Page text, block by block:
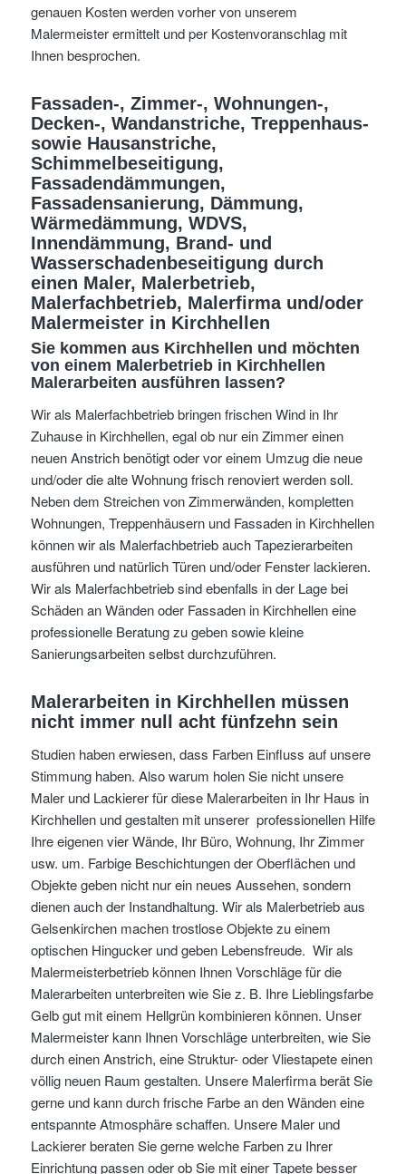
genauen Kosten werden vorher von unserem
Malermeister ermittelt und per Kostenvoranschlag mit
Ihnen besprochen.
Fassaden-, Zimmer-, Wohnungen-,
Decken-, Wandanstriche, Treppenhaus-
sowie Hausanstriche,
Schimmelbeseitigung,
Fassadendämmungen,
Fassadensanierung, Dämmung,
Wärmedämmung, WDVS,
Innendämmung, Brand- und
Wasserschadenbeseitigung durch
einen Maler, Malerbetrieb,
Malerfachbetrieb, Malerfirma und/oder
Malermeister in Kirchhellen
Sie kommen aus Kirchhellen und möchten
von einem Malerbetrieb in Kirchhellen
Malerarbeiten ausführen lassen?
Wir als Malerfachbetrieb bringen frischen Wind in Ihr
Zuhause in Kirchhellen, egal ob nur ein Zimmer einen
neuen Anstrich benötigt oder vor einem Umzug die neue
und/oder die alte Wohnung frisch renoviert werden soll.
Neben dem Streichen von Zimmerwänden, kompletten
Wohnungen, Treppenhäusern und Fassaden in Kirchhellen
können wir als Malerfachbetrieb auch Tapezierarbeiten
ausführen und natürlich Türen und/oder Fenster lackieren.
Wir als Malerfachbetrieb sind ebenfalls in der Lage bei
Schäden an Wänden oder Fassaden in Kirchhellen eine
professionelle Beratung zu geben sowie kleine
Sanierungsarbeiten selbst durchzuführen.
Malerarbeiten in Kirchhellen müssen
nicht immer null acht fünfzehn sein
Studien haben erwiesen, dass Farben Einfluss auf unsere
Stimmung haben. Also warum holen Sie nicht unsere
Maler und Lackierer für diese Malerarbeiten in Ihr Haus in
Kirchhellen und gestalten mit unserer professionellen Hilfe
Ihre eigenen vier Wände, Ihr Büro, Wohnung, Ihr Zimmer
usw. um. Farbige Beschichtungen der Oberflächen und
Objekte geben nicht nur ein neues Aussehen, sondern
dienen auch der Instandhaltung. Wir als Malerbetrieb aus
Gelsenkirchen machen trostlose Objekte zu einem
optischen Hingucker und geben Lebensfreude. Wir als
Malermeisterbetrieb können Ihnen Vorschläge für die
Malerarbeiten unterbreiten wie Sie z. B. Ihre Lieblingsfarbe
Gelb gut mit einem Hellgrün kombinieren können. Unser
Malermeister kann Ihnen Vorschläge unterbreiten, wie Sie
durch einen Anstrich, eine Struktur- oder Vliestapete einen
völlig neuen Raum gestalten. Unsere Malerfirma berät Sie
gerne und kann durch frische Farbe an den Wänden eine
entspannte Atmosphäre schaffen. Unsere Maler und
Lackierer beraten Sie gerne welche Farben zu Ihrer
Einrichtung passen oder ob Sie mit einer Tapete besser